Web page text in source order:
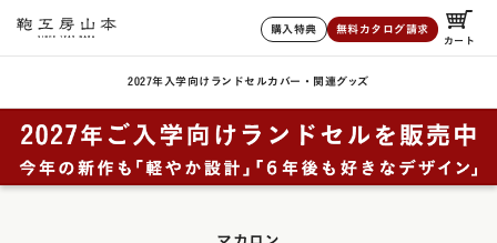
購入特典 無料カタログ請求
カート
2027年入学向けランドセル カバー・関連グッズ